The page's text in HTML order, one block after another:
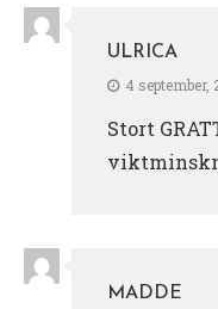
ULRICA
4 september,
Stort
MADDE